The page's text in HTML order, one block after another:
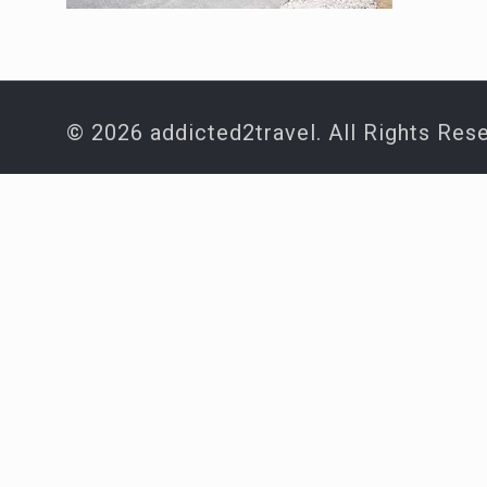
© 2026 addicted2travel. All Rights